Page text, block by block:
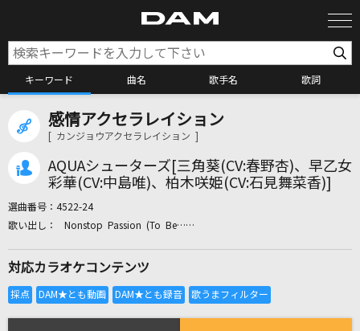
キーワード 曲名 歌手名 歌詞
カラオケ検索
カラオケ店舗検索
カラオケリクエスト
全国りれき
感情アクセラレイション
[ カンジョウアクセラレイション ]
AQUAシューターズ[三角葵(CV:春野杏)、早乙女
彩華(CV:中島唯)、柏木咲姫(CV:石見舞菜香)]
選曲番号： 4522-24
Nonstop Passion (To Be……
対応カラオケコンテンツ